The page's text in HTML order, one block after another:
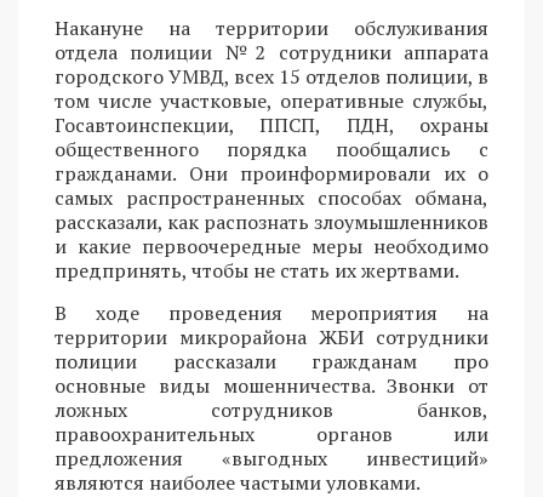
Накануне на территории обслуживания
отдела полиции №2 сотрудники аппарата
городского УМВД, всех 15 отделов полиции, в
том числе участковые, оперативные службы,
Госавтоинспекции, ППСП, ПДН, охраны
общественного порядка пообщались с
гражданами. Они проинформировали их о
самых распространенных способах обмана,
рассказали, как распознать злоумышленников
и какие первоочередные меры необходимо
предпринять, чтобы не стать их жертвами.
В ходе проведения мероприятия на
территории микрорайона ЖБИ сотрудники
полиции рассказали гражданам про
основные виды мошенничества. Звонки от
ложных сотрудников банков,
правоохранительных органов или
предложения «выгодных инвестиций»
являются наиболее частыми уловками.